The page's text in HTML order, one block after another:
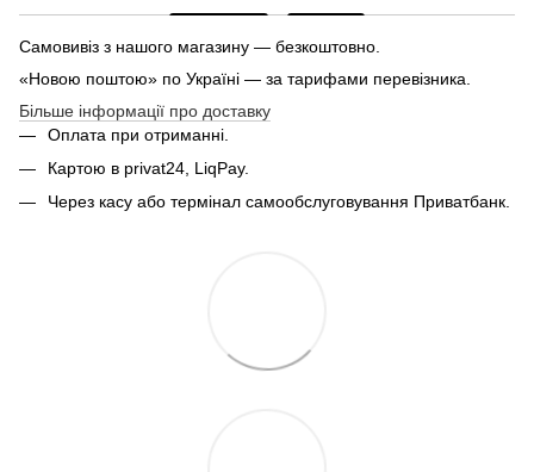
Самовивіз з нашого магазину — безкоштовно.
«Новою поштою» по Україні — за тарифами перевізника.
Більше інформації про доставку
Оплата при отриманні.
Картою в privat24, LiqPay.
Через касу або термінал самообслуговування Приватбанк.